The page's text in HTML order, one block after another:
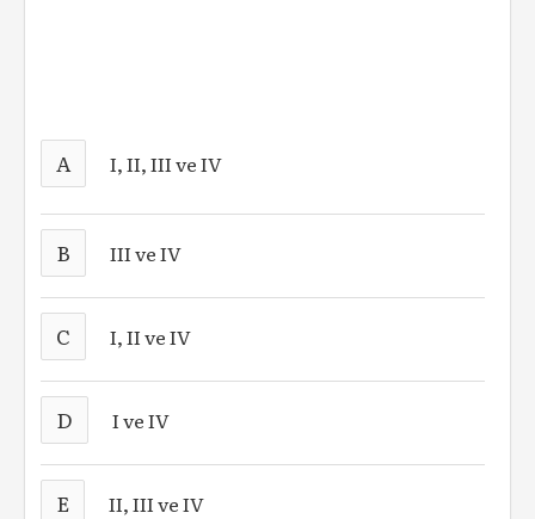
A I, II, III ve IV
B III ve IV
C I, II ve IV
D I ve IV
E II, III ve IV